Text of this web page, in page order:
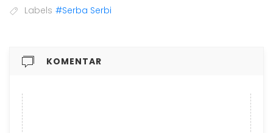
Labels #Serba Serbi
KOMENTAR